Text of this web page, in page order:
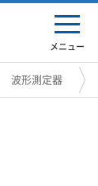
メニュー
波形測定器